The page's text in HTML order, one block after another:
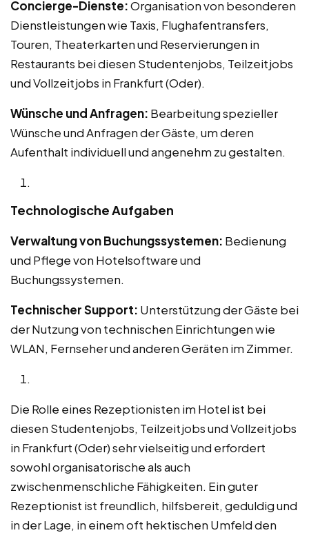
Concierge-Dienste:Organisation von besonderen
Dienstleistungen wie Taxis, Flughafentransfers,
Touren, Theaterkarten und Reservierungen in
Restaurants bei diesen Studentenjobs, Teilzeitjobs
und Vollzeitjobs in Frankfurt (Oder).
Wünsche und Anfragen: Bearbeitung spezieller
Wünsche und Anfragen der Gäste, um deren
Aufenthalt individuell und angenehm zu gestalten.
Technologische Aufgaben
Verwaltung von Buchungssystemen: Bedienung
und Pflege von Hotelsoftware und
Buchungssystemen.
Technischer Support: Unterstützung der Gäste bei
der Nutzung von technischen Einrichtungen wie
WLAN, Fernseher und anderen Geräten im Zimmer.
Die Rolle eines Rezeptionisten im Hotel ist bei
diesen Studentenjobs, Teilzeitjobs und Vollzeitjobs
in Frankfurt (Oder) sehr vielseitig und erfordert
sowohl organisatorische als auch
zwischenmenschliche Fähigkeiten. Ein guter
Rezeptionist ist freundlich, hilfsbereit, geduldig und
in der Lage, in einem oft hektischen Umfeld den